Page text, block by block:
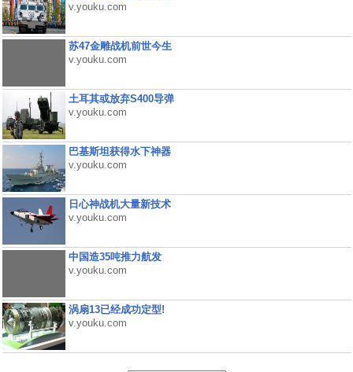
v.youku.com
苏47金雕战机前世今生
v.youku.com
土耳其或放弃S400导弹
v.youku.com
巴基斯坦获得水下神器
v.youku.com
日心神战机大量新技术
v.youku.com
中国造35吨推力航发
v.youku.com
涡扇13已经成功定型!
v.youku.com